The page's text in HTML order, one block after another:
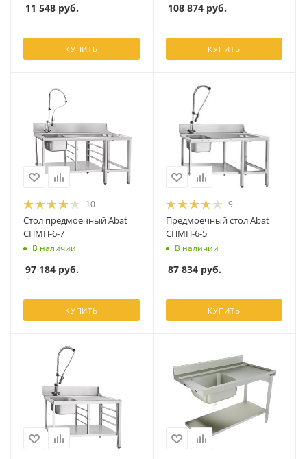
11 548 руб.
КУПИТЬ
108 874 руб.
КУПИТЬ
10
Стол предмоечный Abat
СПМП-6-7
В наличии
97 184 руб.
КУПИТЬ
9
Предмоечный стол Abat
СПМП-6-5
В наличии
87 834 руб.
КУПИТЬ